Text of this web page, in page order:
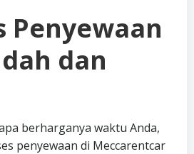
Penyewaan
dan
berharganya waktu Anda,
penyewaan di Meccarentcar